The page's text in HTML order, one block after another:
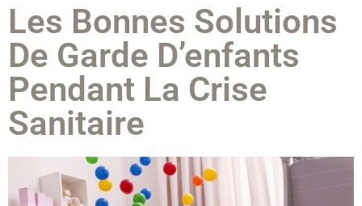
Les Bonnes Solutions
De Garde D’enfants
Pendant La Crise
Sanitaire